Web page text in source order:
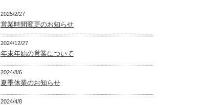
2025/2/27
営業時間変更のお知らせ
2024/12/27
年末年始の営業について
2024/8/6
夏季休業のお知らせ
2024/4/8